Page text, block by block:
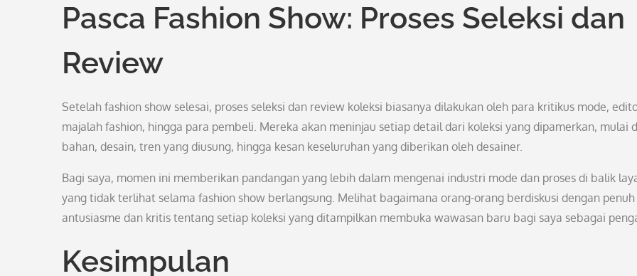
Pasca Fashion Show: Proses Seleksi dan
Review
Setelah fashion show selesai, proses seleksi dan review koleksi biasanya dilakukan oleh para kritikus mode,
majalah fashion, hingga para pembeli. Mereka akan meninjau setiap detail dari koleksi yang dipamerkan, mulai
bahan, desain, tren yang diusung, hingga kesan keseluruhan yang diberikan oleh desainer.
Bagi saya, momen ini memberikan pandangan yang lebih dalam mengenai industri mode dan proses di balik
yang tidak terlihat selama fashion show berlangsung. Melihat bagaimana orang-orang berdiskusi dengan penuh
antusiasme dan kritis tentang setiap koleksi yang ditampilkan membuka wawasan baru bagi saya sebagai
Kesimpulan